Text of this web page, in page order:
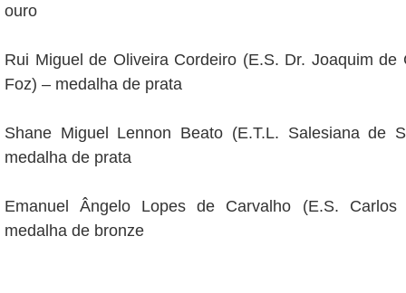
ouro
Rui Miguel de Oliveira Cordeiro (E.S. Dr. Joaquim de
Foz) – medalha de prata
Shane Miguel Lennon Beato (E.T.L. Salesiana de
medalha de prata
Emanuel Ângelo Lopes de Carvalho (E.S. Carlos
medalha de bronze